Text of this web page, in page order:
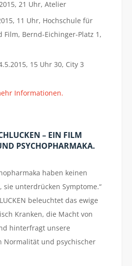
21 Uhr, Atelier
11 Uhr, Hochschule für
Film, Bernd-Eichinger-Platz 1,
15 Uhr 30, City 3
Informationen.
– EIN FILM
PSYCHOPHARMAKA.
haben keinen
sie unterdrücken Symptome.“
beleuchtet das ewige
Kranken, die Macht von
hinterfragt unsere
Normalität und psychischer